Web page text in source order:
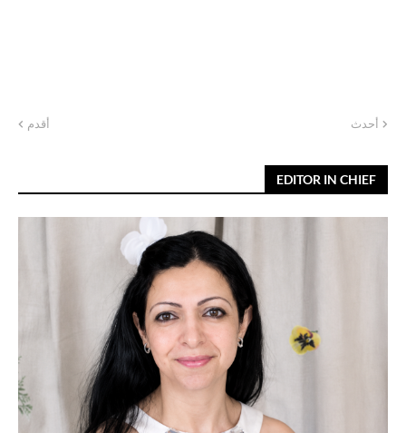
أحدث أقدم
EDITOR IN CHIEF